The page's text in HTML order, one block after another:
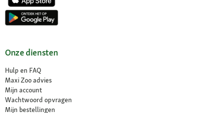
Onze diensten
Hulp en FAQ
Maxi Zoo advies
Mijn account
Wachtwoord opvragen
Mijn bestellingen